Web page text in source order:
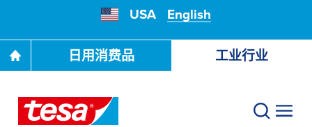
USA
English
日用消费品 工业行业